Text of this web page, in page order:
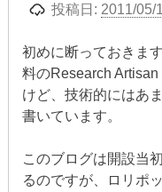
投稿日: 2011/05/
初めに断っておきま
料のResearch
けど、技術的にはあ
書いています。
このブログは開設当
るのですが、ロリポ